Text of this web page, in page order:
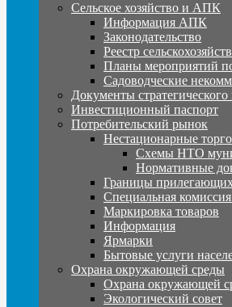
Сельское хозяйство и АПК
Информация АПК
Законодательство
Реестр
Планы мероприятий
Садоводческие
Документы
Инвестиционный паспорт
Потребительский рынок
Нестационарные
Схемы НТО
Нормативные
Границы прилегающих
Специальная
Маркировка товаров
Информация
Ярмарки
Бытовые услуги
Охрана окружающей среды
Охрана окружающей
Экологический совет